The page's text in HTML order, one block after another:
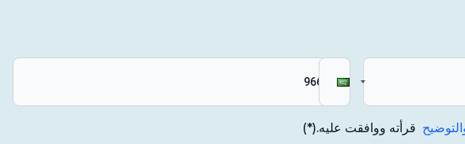
قرأته ووافقت عليه.(*)